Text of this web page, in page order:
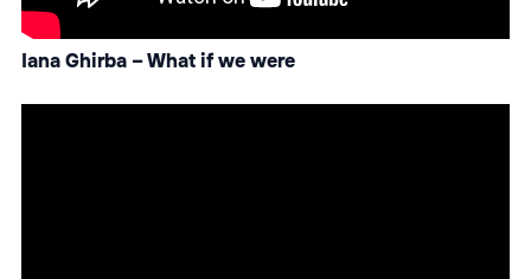
Iana Ghirba – What if we were